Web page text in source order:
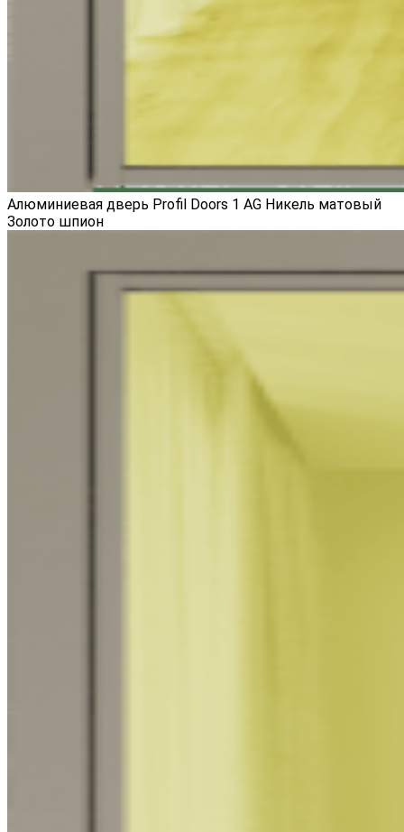
Алюминиевая дверь Profil Doors 1 AG Никель матовый
Золото шпион